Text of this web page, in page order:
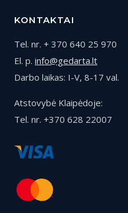
KONTAKTAI
Tel. nr. + 370 640 25 970
El. p. info@gedarta.lt
Darbo laikas: I-V, 8-17 val.
Atstovybė Klaipėdoje:
Tel. nr. +370 628 22007